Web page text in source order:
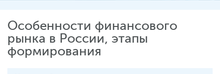
Особенности финансового
рынка в России, этапы
формирования